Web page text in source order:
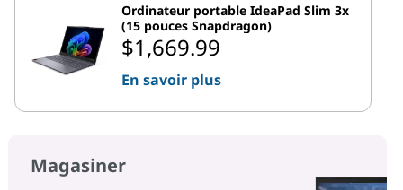
Ordinateur portable IdeaPad Slim 3x
(15 pouces Snapdragon)
$1,669.99
En savoir plus
Magasiner